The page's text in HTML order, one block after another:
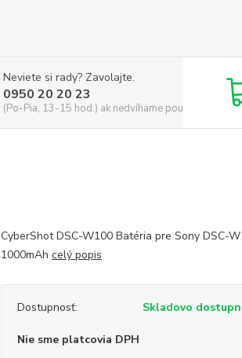
Neviete si rady? Zavolajte.
0950 20 20 23
(Po-Pia, 13-15 hod.) ak nedvíhame použite
CyberShot DSC-W100 Batéria pre Sony DSC-
1000mAh celý popis
Dostupnosť: Skladovo
Nie sme platcovia DPH